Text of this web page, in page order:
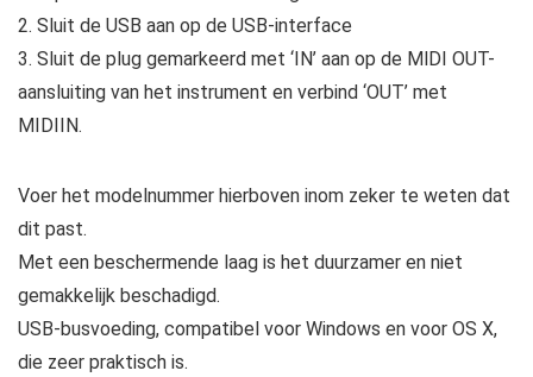
2. Sluit de USB aan op de USB-interface
3. Sluit de plug gemarkeerd met ‘IN’ aan op de MlDI OUT-
aansluiting van het instrument en verbind ‘OUT’ met
MIDIIN.
Voer het modelnummer hierboven inom zeker te weten dat
dit past.
Met een beschermende laag is het duurzamer en niet
gemakkelijk beschadigd.
USB-busvoeding, compatibel voor Windows en voor OS X,
die zeer praktisch is.